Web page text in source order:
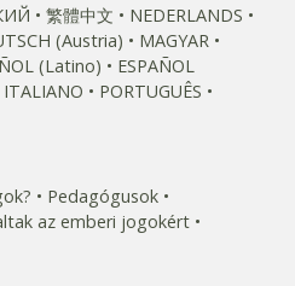
繁體中文
NEDERLANDS
(Austria)
MAGYAR
(Latino)
ESPAÑOL
ITALIANO
PORTUGUÊS
Pedagógusok
az emberi jogokért